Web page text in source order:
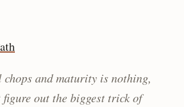
and maturity is nothing,
figure out the biggest trick of